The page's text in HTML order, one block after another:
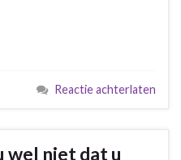
Reactie achterlaten
wel niet dat u